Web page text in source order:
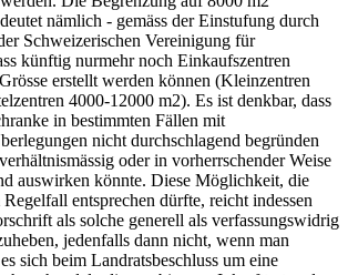
nämlich - gemäss der Einstufung durch
Schweizerischen Vereinigung für
künftig nurmehr noch Einkaufszentren
erstellt werden können (Kleinzentren
4000-12000 m2). Es ist denkbar, dass
in bestimmten Fällen mit
nicht durchschlagend begründen
oder in vorherrschender Weise
auswirken könnte. Diese Möglichkeit, die
entsprechen dürfte, reicht indessen
als solche generell als verfassungswidrig
jedenfalls dann nicht, wenn man
sich beim Landratsbeschluss um eine